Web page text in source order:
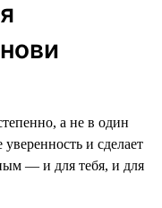
а не в один
и сделает
— и для тебя, и для